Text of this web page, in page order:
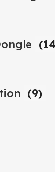
(9)